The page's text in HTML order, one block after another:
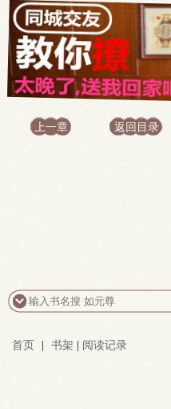
上一章 返回目录
首页 书架 阅读记录